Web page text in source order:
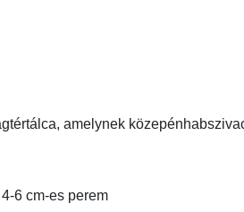
amelynek
6 cm-es perem